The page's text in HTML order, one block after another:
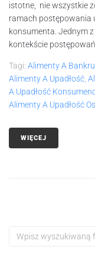
istotne, nie wszystkie
ramach postępowania
konsumenta. Jednym
kontekście
Tagi: Alimenty A
Alimenty A Upadłość
A Upadłość
Alimenty A Upadłość
WIĘCEJ